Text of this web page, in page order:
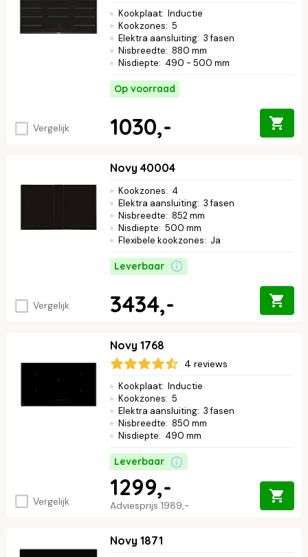
Vergelijk
Kookplaat: Inductie
Kookzones: 5
Elektra aansluiting: 3 fasen
Nisbreedte: 880 mm
Nisdiepte: 490 - 500 mm
Op voorraad
1030,-
Vergelijk
Novy 40004
Kookzones: 4
Elektra aansluiting: 3 fasen
Nisbreedte: 852 mm
Nisdiepte: 500 mm
Flexibele kookzones: Ja
Leverbaar
3434,-
Vergelijk
Novy 1768
4 reviews
Kookplaat: Inductie
Kookzones: 5
Elektra aansluiting: 3 fasen
Nisbreedte: 850 mm
Nisdiepte: 490 mm
Leverbaar
Adviesprijs 1989,-
1299,-
Novy 1871